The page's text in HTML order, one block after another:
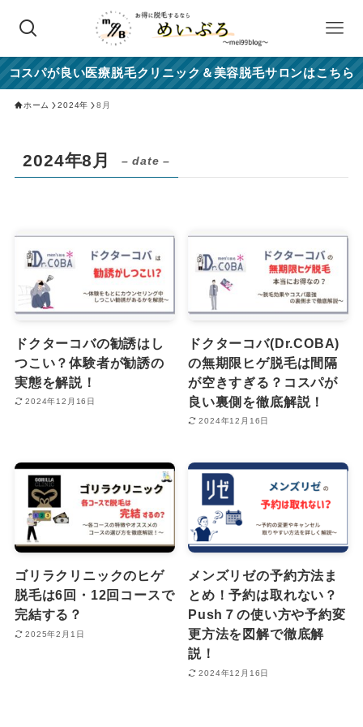
コスパが良い医療脱毛クリニック＆美容脱毛サロンはこちら
ホーム 2024年 8月
2024年8月 – date –
ドクターコバの勧誘はし
つこい？体験者が勧誘の
実態を解説！
2024年12月16日
ドクターコバ(Dr.COBA)
の無期限ヒゲ脱毛は間隔
が空きすぎる？コスパが
良い裏側を徹底解説！
2024年12月16日
ゴリラクリニックのヒゲ
脱毛は6回・12回コースで
完結する？
2025年2月1日
メンズリゼの予約方法ま
とめ！予約は取れない？
Push７の使い方や予約変
更方法を図解で徹底解
説！
2024年12月16日